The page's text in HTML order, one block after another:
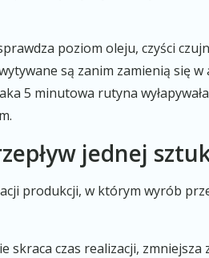
poziom oleju, czyści
są zanim zamienią się
5 minutowa rutyna
jednej
produkcji, w którym wyrób
skraca czas realizacji,